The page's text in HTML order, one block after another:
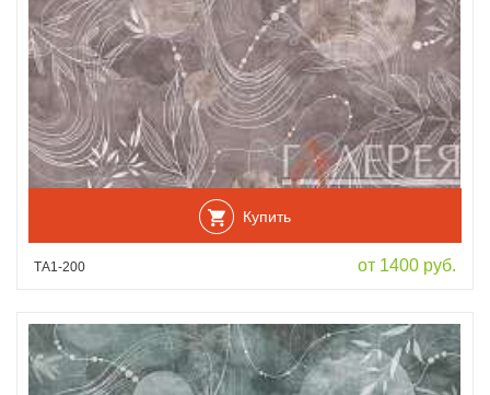
Купить
ТА1-200 от 1400 руб.